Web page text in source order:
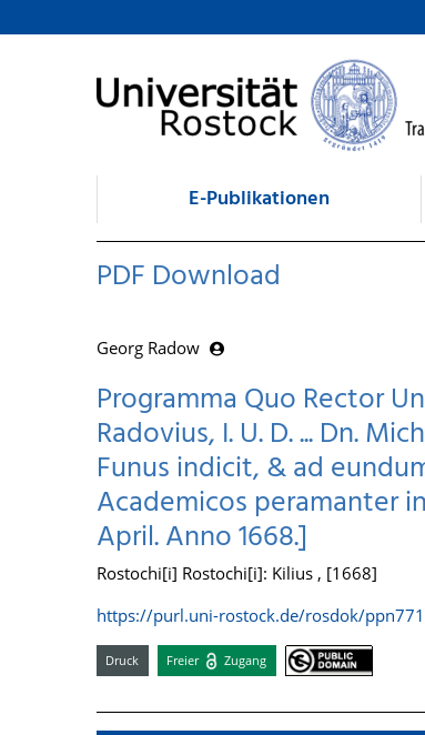
zum Inhalt
E-Publikationen
PDF Download
Georg Radow
Programma Quo Rector
Radovius, I. U. D. ... Dn.
Funus indicit, & ad
Academicos peramanter
April. Anno 1668.]
Rostochi[i] Rostochi[i]: Kilius , [1668]
https://purl.uni-rostock.de/rosdok/
Druck Freier Zugang